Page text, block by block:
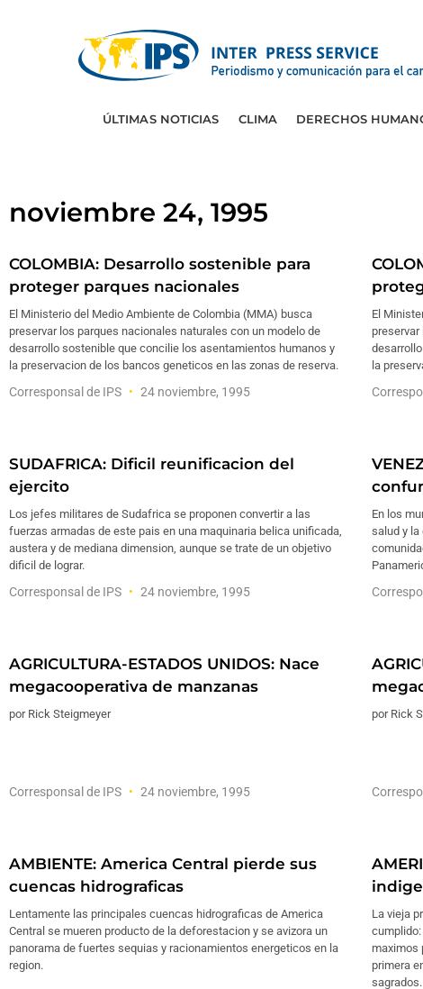
ÚLTIMAS NOTICIAS CLIMA DERECHOS
noviembre 24, 1995
COLOMBIA: Desarrollo sostenible para
proteger parques nacionales
El Ministerio del Medio Ambiente de Colombia (MMA) busca
preservar los parques nacionales naturales con un modelo de
desarrollo sostenible que concilie los asentamientos humanos y
la preservacion de los bancos geneticos en las zonas de reserva.
Corresponsal de IPS 24 noviembre, 1995
El
la
SUDAFRICA: Dificil reunificacion del
ejercito
Los jefes militares de Sudafrica se proponen convertir a las
fuerzas armadas de este pais en una maquinaria belica unificada,
austera y de mediana dimension, aunque se trate de un objetivo
dificil de lograr.
Corresponsal de IPS 24 noviembre, 1995
En los
salud y la
AGRICULTURA-ESTADOS UNIDOS: Nace
megacooperativa de manzanas
por Rick Steigmeyer
Corresponsal de IPS 24 noviembre, 1995
por Rick
AMBIENTE: America Central pierde sus
cuencas hidrograficas
Lentamente las principales cuencas hidrograficas de America
Central se mueren producto de la deforestacion y se avizora un
panorama de fuertes sequias y racionamientos energeticos en la
region.
La vieja
maximos
primera
sagrados.